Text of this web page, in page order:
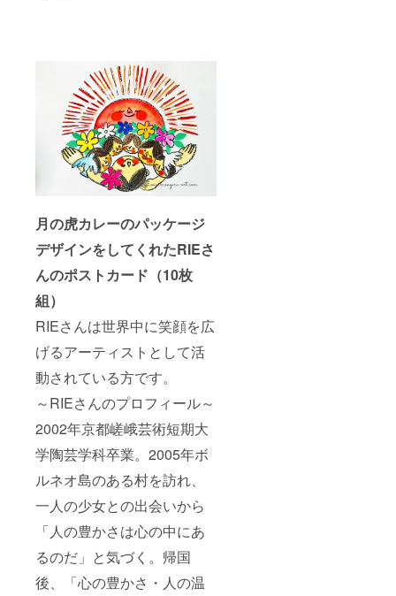
月の虎カレーのパッケージ
デザインをしてくれたRIEさ
んのポストカード（10枚
組）
RIEさんは世界中に笑顔を広
げるアーティストとして活
動されている方です。
～RIEさんのプロフィール～
2002年京都嵯峨芸術短期大
学陶芸学科卒業。2005年ボ
ルネオ島のある村を訪れ、
一人の少女との出会いから
「人の豊かさは心の中にあ
るのだ」と気づく。帰国
後、「心の豊かさ・人の温